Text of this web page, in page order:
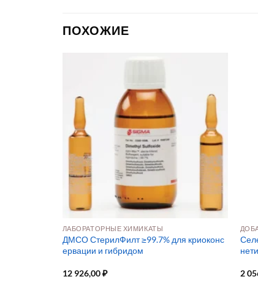
ПОХОЖИЕ
ЛАБОРАТОРНЫЕ ХИМИКАТЫ
ДМСО СтерилФилт ≥99.7% для криоконс
ервации и гибридом
12 926,00₽ 2